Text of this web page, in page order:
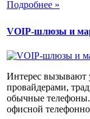
Подробнее »
VOIP-шлюзы и
Интерес вызывают
провайдерами,
обычные
офисной